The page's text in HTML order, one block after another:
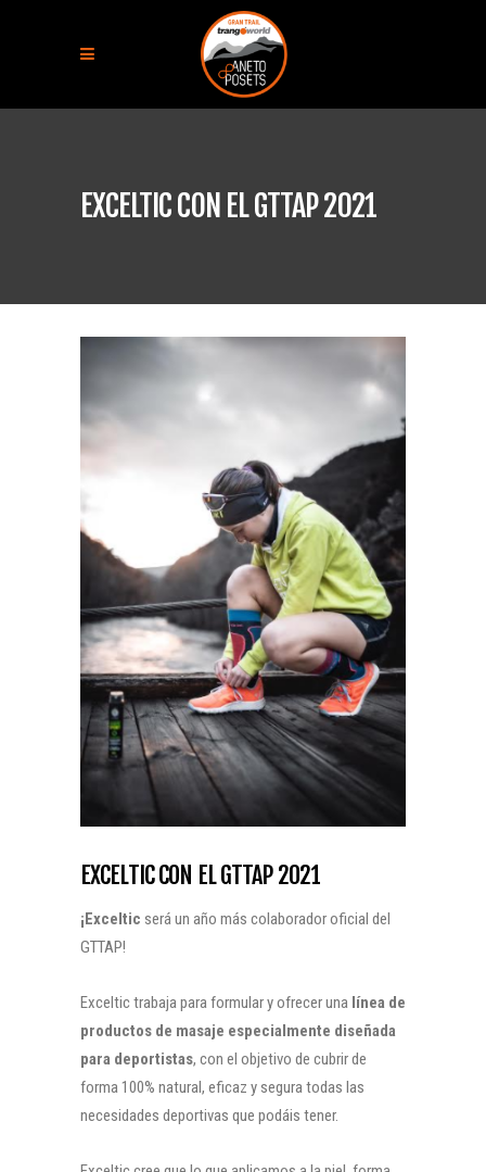
EXCELTIC CON EL GTTAP 2021
EXCELTIC CON EL GTTAP 2021
¡Exceltic será un año más colaborador oficial del
GTTAP!
Exceltic trabaja para formular y ofrecer una línea de
productos de masaje especialmente diseñada
para deportistas, con el objetivo de cubrir de
forma 100% natural, eficaz y segura todas las
necesidades deportivas que podáis tener.